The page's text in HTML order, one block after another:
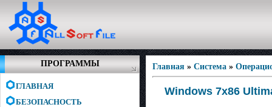
ПРОГРАММЫ
ГЛАВНАЯ
БЕЗОПАСНОСТЬ
Главная » Система »
Windows 7x86